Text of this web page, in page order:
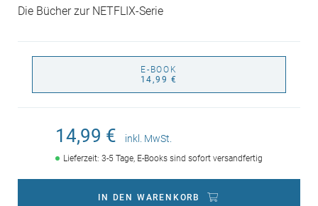
Die Bücher zur NETFLIX-Serie
E-BOOK
14,99 €
14,99 € inkl. MwSt.
Lieferzeit: 3-5 Tage, E-Books sind sofort versandfertig
IN DEN WARENKORB